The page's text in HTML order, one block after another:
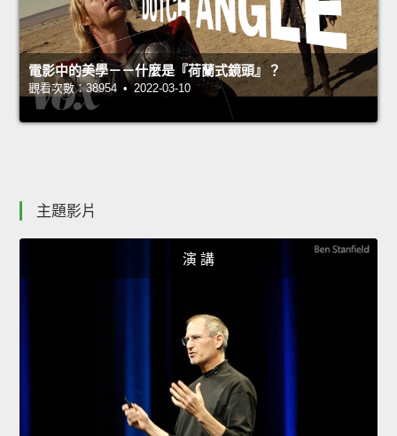
電影中的美學－－什麼是『荷蘭式鏡頭』？
觀看次數：38954 • 2022-03-10
主題影片
演 講